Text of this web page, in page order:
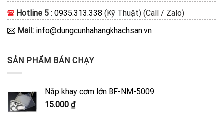
Hotline 5 : 0935.313.338 (Kỹ Thuật) (Call / Zalo)
Mail: info@dungcunhahangkhachsan.vn
SẢN PHẨM BÁN CHẠY
Nắp khay cơm lớn BF-NM-5009
15.000 ₫